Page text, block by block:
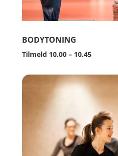
BODYTONING
Tilmeld 10.00 – 10.45